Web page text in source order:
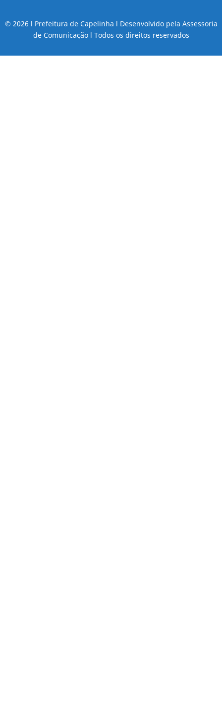
© 2026 l Prefeitura de Capelinha l Desenvolvido pela Assessoria
de Comunicação l Todos os direitos reservados